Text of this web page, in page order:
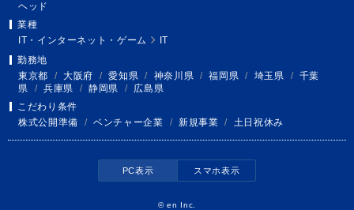
ヘッド
業種
IT・インターネット・ゲーム
IT
勤務地
東京都
/ 大阪府 / 愛知県 / 神奈川県 / 福岡県 / 埼玉県 / 千葉
県
/ 兵庫県 / 静岡県 / 広島県
こだわり条件
株式公開準備
/ ベンチャー企業 / 新規事業 / 土日祝休み
PC表示 スマホ表示
©en Inc.